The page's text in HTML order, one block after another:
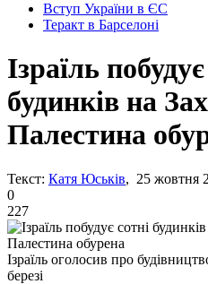
Вступ України в ЄС
Теракт в Барселоні
Ізраїль
будинків на
Палестина
Текст: Катя Юськів, 25 жовтня
0
227
Ізраїль оголосив про
березі